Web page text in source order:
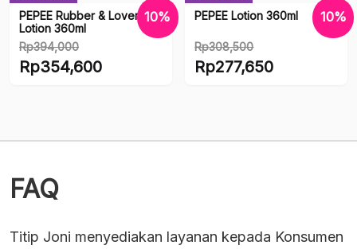
was:
Rp246,500.
price
is:
Rp221,850.
was:
Rp336,000.
price
Rp302,400.
10%
PEPEE Rubber & Lover
Lotion 360ml
Rp394,000
Original
Rp354,600
Rp354,600.
10%
PEPEE Lotion 360ml
Rp308,500
Original
Rp277,650
Rp277,650.
FAQ
Titip Joni menyediakan layanan kepada Konsumen